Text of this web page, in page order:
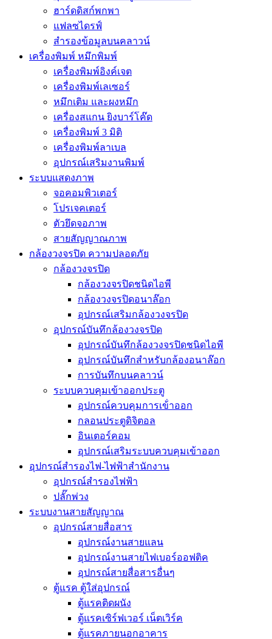
ฮาร์ดดิสก์พกพา
แฟลซไดรฟ์
สำรองข้อมูลบนคลาวน์
เครื่องพิมพ์ หมึกพิมพ์
เครื่องพิมพ์อิงค์เจต
เครื่องพิมพ์เลเซอร์
หมึกเติม และผงหมึก
เครื่องสแกน ยิงบาร์โค๊ด
เครื่องพิมพ์ 3 มิติ
เครื่องพิมพ์ลาเบล
อุปกรณ์เสริมงานพิมพ์
ระบบแสดงภาพ
จอคอมพิวเตอร์
โปรเจคเตอร์
ตัวยึดจอภาพ
สายสัญญาณภาพ
กล้องวงจรปิด ความปลอดภัย
กล้องวงจรปิด
กล้องวงจรปิดชนิดไอพี
กล้องวงจรปิดอนาล๊อก
อุปกรณ์เสริมกล้องวงจรปิด
อุปกรณ์บันทึกล้องวงจรปิด
อุปกรณ์บันทึกล้องวงจรปิดชนิดไอพี
อุปกรณ์บันทึกสำหรับกล้องอนาล๊อก
การบันทึกบนคลาวน์
ระบบควบคุมเข้าออกประตู
อุปกรณ์ควบคุมการเข้่าออก
กลอนประตูดิจิตอล
อินเตอร์คอม
อุปกรณ์เสริมระบบควบคุมเข้าออก
อุปกรณ์สำรองไฟ-ไฟฟ้าสำนักงาน
อุปกรณ์สำรองไฟฟ้า
ปลั๊กพ่วง
ระบบงานสายสัญญาณ
อุปกรณ์สายสื่อสาร
อุปกรณ์งานสายแลน
อุปกรณ์งานสายไฟเบอร์ออฟติค
อุปกรณ์สายสื่อสารอื่นๆ
ตู้แรค ตู้ใส่อุปกรณ์
ตู้แรคติดผนัง
ตู้แรคเซิร์ฟเวอร์ เน็ตเวิร์ค
ตู้แรคภายนอกอาคาร